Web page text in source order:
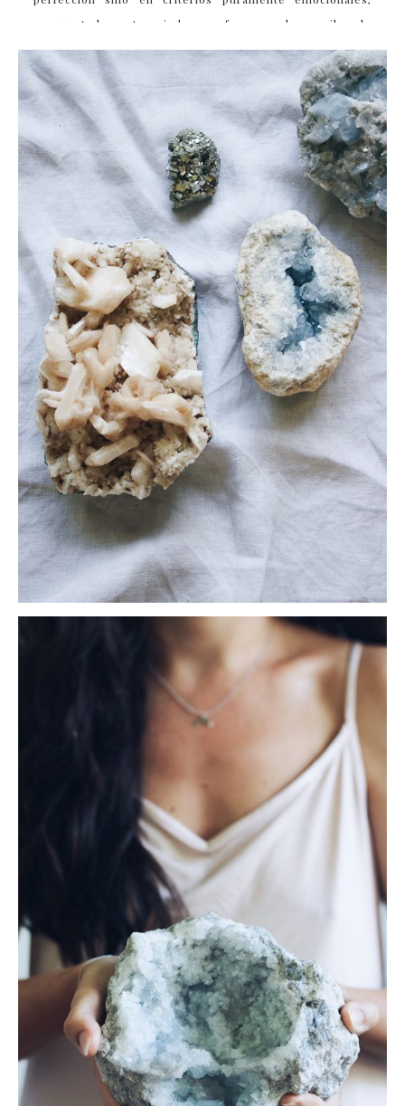
porque todas estas piedras se formaron hace miles de
años y la naturaleza las ha hecho a todas únicas. Una
burbuja de aire atrapada, una grieta interior, cada uno de
sus rasgos nos explica su propia historia.
Creemos en el poder y la belleza de los materiales
naturales para ayudarnos a conectar con nuestro hogar,
con nosotros mismos y con la Naturaleza. Y creemos
firmemente en el bienestar que nos aporta rodearnos de
objetos especiales que nos brinden pequeños momentos
de felicidad.